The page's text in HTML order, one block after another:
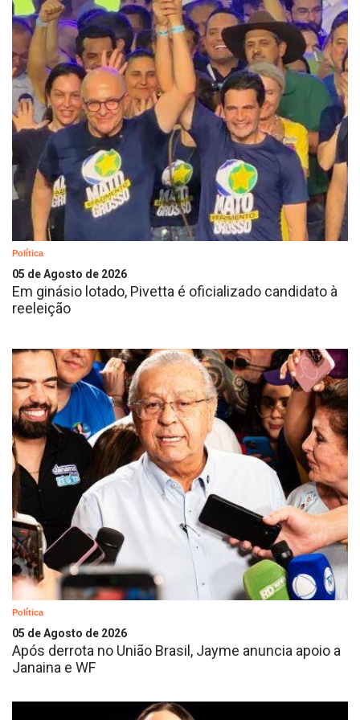
Política
05 de Agosto de 2026
Em ginásio lotado, Pivetta é oficializado candidato à
reeleição
Política
05 de Agosto de 2026
Após derrota no União Brasil, Jayme anuncia apoio a
Janaina e WF